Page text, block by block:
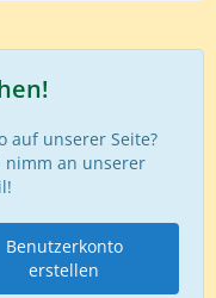
auf unserer Seite?
nimm an unserer
Benutzerkonto
erstellen